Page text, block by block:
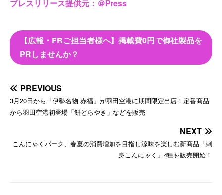
プレスリリース提供元：＠Press
【広報・PRご担当者様へ】掲載費0円で御社製品を
PRしませんか？
PREVIOUS
3月20日から「伊勢名物 赤福」が羽田空港に期間限定出店！定番商品
から羽田空港初登場「餅どらやき」などを販売
NEXT
こんにゃくパーク、春夏の消費増加を目指し涼味を楽しむ新商品「刺
身こんにゃく」4種を販売開始！